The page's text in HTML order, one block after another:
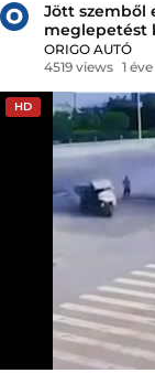
Jött szemből
meglepetést
ORIGO AUTÓ
4519 views 1 éve
HD